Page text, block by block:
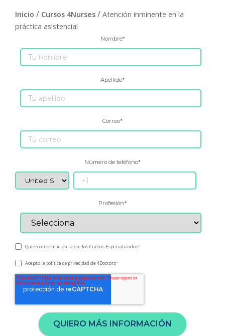
Inicio / Cursos 4Nurses / Atención inminente en la
práctica asistencial
Nombre*
Apellido*
Correo*
Número de teléfono*
Profesión*
Quiero información sobre los Cursos Especializados*
Acepto la política de privacidad de 4Doctors*